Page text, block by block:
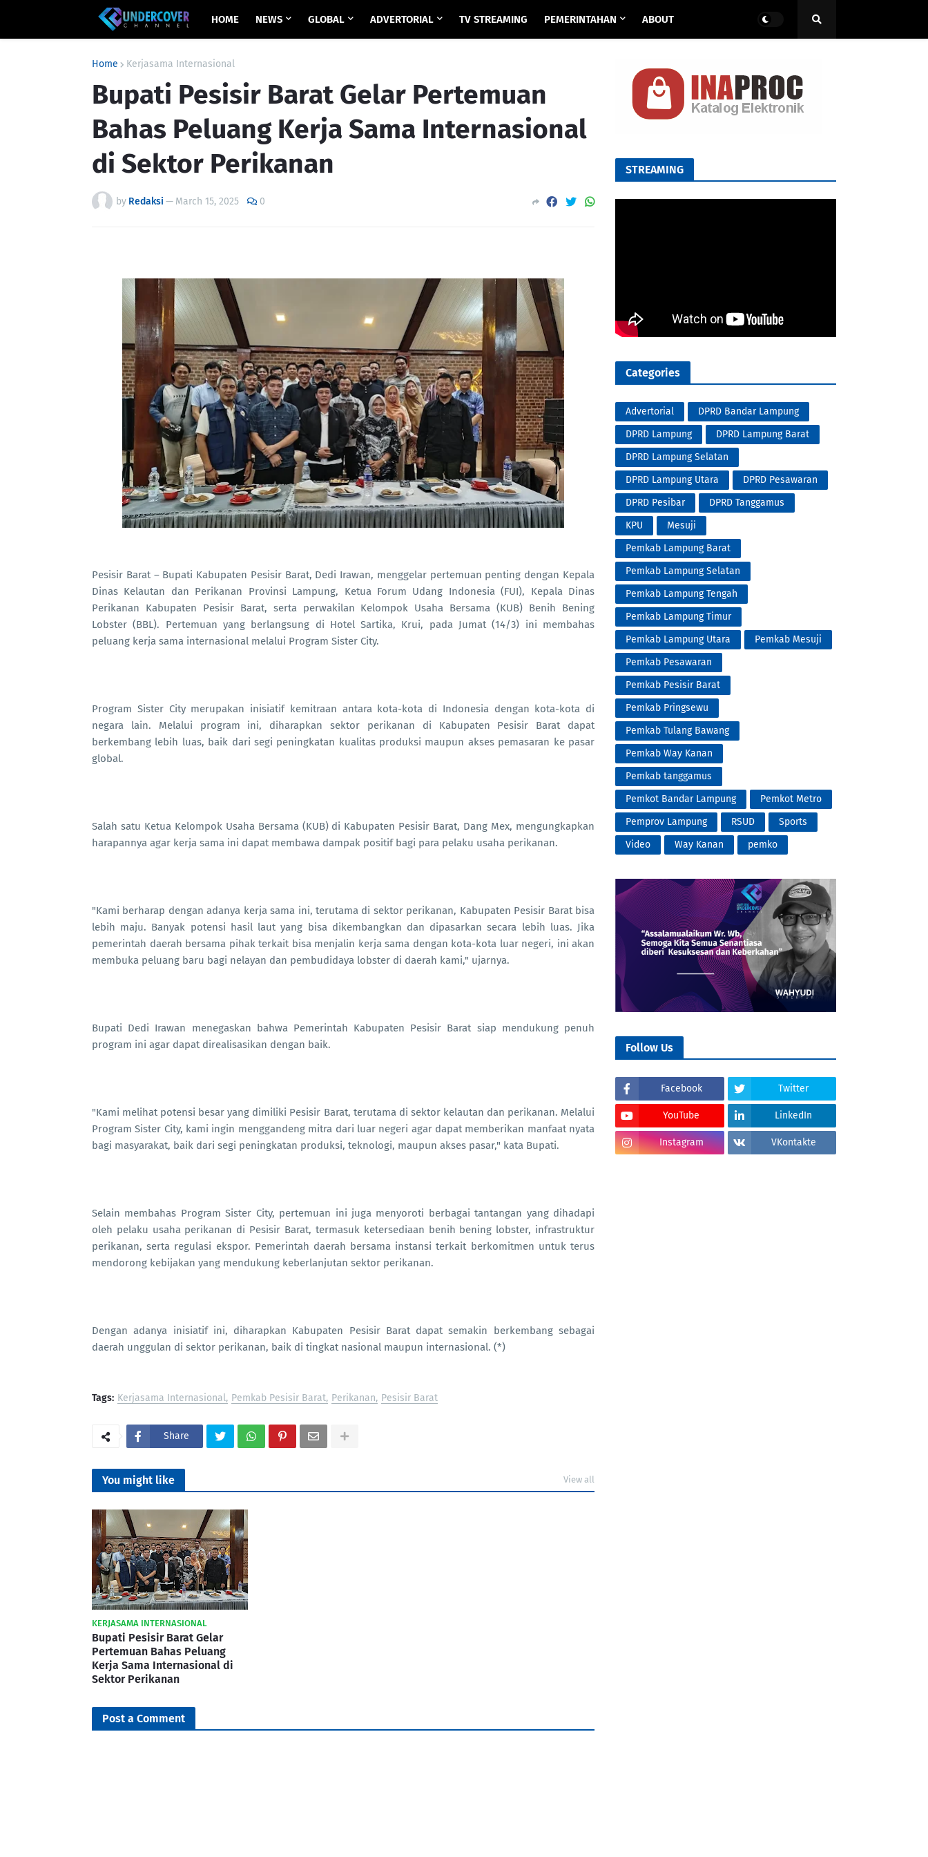
HOME NEWS GLOBAL ADVERTORIAL TV STREAMING PEMERINTAHAN ABOUT
Home Kerjasama Internasional
Bupati Pesisir Barat Gelar Pertemuan
Bahas Peluang Kerja Sama Internasional
di Sektor Perikanan
by Redaksi — March 15, 2025 0
Pesisir Barat – Bupati Kabupaten Pesisir Barat, Dedi Irawan, menggelar pertemuan penting dengan Kepala
Dinas Kelautan dan Perikanan Provinsi Lampung, Ketua Forum Udang Indonesia (FUI), Kepala Dinas
Perikanan Kabupaten Pesisir Barat, serta perwakilan Kelompok Usaha Bersama (KUB) Benih Bening
Lobster (BBL). Pertemuan yang berlangsung di Hotel Sartika, Krui, pada Jumat (14/3) ini membahas
peluang kerja sama internasional melalui Program Sister City.
Program Sister City merupakan inisiatif kemitraan antara kota-kota di Indonesia dengan kota-kota di
negara lain. Melalui program ini, diharapkan sektor perikanan di Kabupaten Pesisir Barat dapat
berkembang lebih luas, baik dari segi peningkatan kualitas produksi maupun akses pemasaran ke pasar
global.
Salah satu Ketua Kelompok Usaha Bersama (KUB) di Kabupaten Pesisir Barat, Dang Mex, mengungkapkan
harapannya agar kerja sama ini dapat membawa dampak positif bagi para pelaku usaha perikanan.
"Kami berharap dengan adanya kerja sama ini, terutama di sektor perikanan, Kabupaten Pesisir Barat bisa
lebih maju. Banyak potensi hasil laut yang bisa dikembangkan dan dipasarkan secara lebih luas. Jika
pemerintah daerah bersama pihak terkait bisa menjalin kerja sama dengan kota-kota luar negeri, ini akan
membuka peluang baru bagi nelayan dan pembudidaya lobster di daerah kami," ujarnya.
Bupati Dedi Irawan menegaskan bahwa Pemerintah Kabupaten Pesisir Barat siap mendukung penuh
program ini agar dapat direalisasikan dengan baik.
"Kami melihat potensi besar yang dimiliki Pesisir Barat, terutama di sektor kelautan dan perikanan. Melalui
Program Sister City, kami ingin menggandeng mitra dari luar negeri agar dapat memberikan manfaat nyata
bagi masyarakat, baik dari segi peningkatan produksi, teknologi, maupun akses pasar," kata Bupati.
Selain membahas Program Sister City, pertemuan ini juga menyoroti berbagai tantangan yang dihadapi
oleh pelaku usaha perikanan di Pesisir Barat, termasuk ketersediaan benih bening lobster, infrastruktur
perikanan, serta regulasi ekspor. Pemerintah daerah bersama instansi terkait berkomitmen untuk terus
mendorong kebijakan yang mendukung keberlanjutan sektor perikanan.
Dengan adanya inisiatif ini, diharapkan Kabupaten Pesisir Barat dapat semakin berkembang sebagai
daerah unggulan di sektor perikanan, baik di tingkat nasional maupun internasional. (*)
Tags: Kerjasama Internasional Pemkab Pesisir Barat Perikanan Pesisir Barat
Share
You might like View all
KERJASAMA INTERNASIONAL
Bupati Pesisir Barat Gelar
Pertemuan Bahas Peluang
Kerja Sama Internasional di
Sektor Perikanan
Post a Comment
STREAMING
Categories
Advertorial
DPRD Bandar Lampung
DPRD Lampung
DPRD Lampung Barat
DPRD Lampung Selatan
DPRD Lampung Utara
DPRD Pesawaran
DPRD Pesibar
DPRD Tanggamus
KPU
Mesuji
Pemkab Lampung Barat
Pemkab Lampung Selatan
Pemkab Lampung Tengah
Pemkab Lampung Timur
Pemkab Lampung Utara
Pemkab Mesuji
Pemkab Pesawaran
Pemkab Pesisir Barat
Pemkab Pringsewu
Pemkab Tulang Bawang
Pemkab Way Kanan
Pemkab tanggamus
Pemkot Bandar Lampung
Pemkot Metro
Pemprov Lampung
RSUD
Sports
Video
Way Kanan pemko
Follow Us
Facebook Twitter
YouTube LinkedIn
Instagram VKontakte